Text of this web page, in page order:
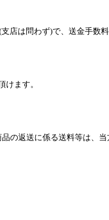
は問わず)で、送金手数
けます。
の返送に係る送料等は、